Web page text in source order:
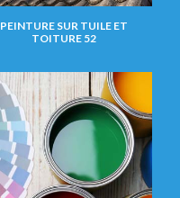
PEINTURE SUR TUILE ET
TOITURE 52